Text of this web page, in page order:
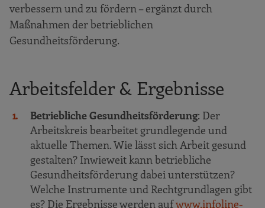
verbessern und zu fördern – ergänzt durch
Maßnahmen der betrieblichen
Gesundheitsförderung.
Arbeitsfelder & Ergebnisse
Betriebliche Gesundheitsförderung: Der
Arbeitskreis bearbeitet grundlegende und
aktuelle Themen. Wie lässt sich Arbeit gesund
gestalten? Inwieweit kann betriebliche
Gesundheitsförderung dabei unterstützen?
Welche Instrumente und Rechtgrundlagen gibt
es? Die Ergebnisse werden aufwww.infoline-